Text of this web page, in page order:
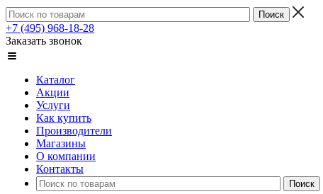
+7 (495) 968-18-28
Заказать звонок
Каталог
Акции
Услуги
Как купить
Производители
Магазины
О компании
Контакты